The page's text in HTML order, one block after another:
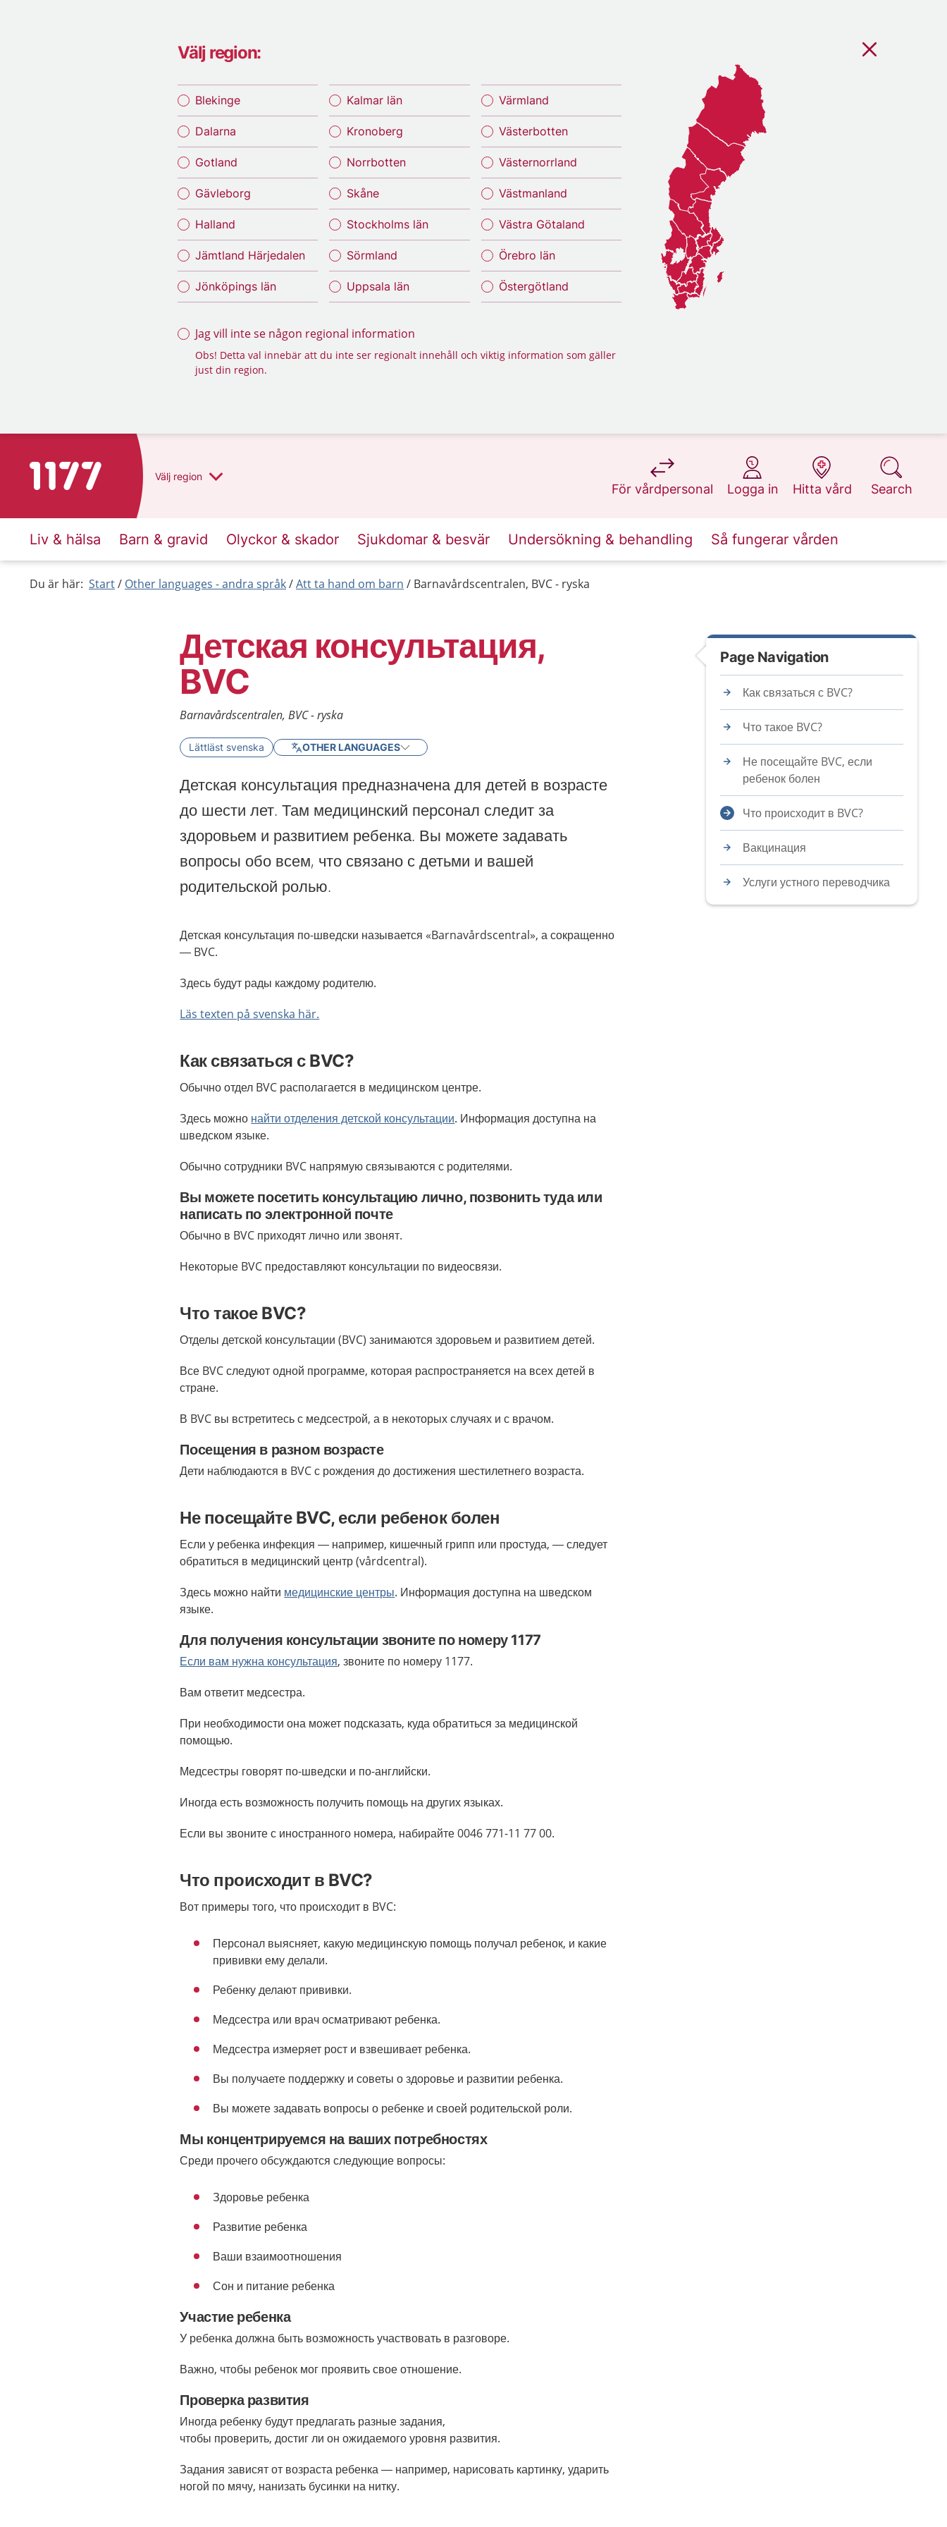
Välj region:
Blekinge
Dalarna
Gotland
Gävleborg
Halland
Jämtland Härjedalen
Jönköpings län
Kalmar län
Kronoberg
Norrbotten
Skåne
Stockholms län
Sörmland
Uppsala län
Värmland
Västerbotten
Västernorrland
Västmanland
Västra Götaland
Örebro län
Östergötland
Jag vill inte se någon regional information
Obs! Detta val innebär att du inte ser regionalt innehåll och viktig information som gäller
just din region.
To start page for 1177 Välj region
För vårdpersonal
at 1177.se
Logga in
at 1177.se
Hitta vård
at 1177.se
Search
at 1177.se
Liv & hälsa Barn & gravid Olyckor & skador Sjukdomar & besvär Undersökning & behandling Så fungerar vården
Du är här: Start Other languages - andra språk Att ta hand om barn Barnavårdscentralen, BVC - ryska
Детская консультация,
BVC
Barnavårdscentralen, BVC - ryska
Lättläst svenska OTHER LANGUAGES
Детская консультация предназначена для детей в возрасте
до шести лет. Там медицинский персонал следит за
здоровьем и развитием ребенка. Вы можете задавать
вопросы обо всем, что связано с детьми и вашей
родительской ролью.
Детская консультация по-шведски называется «Barnavårdscentral», а сокращенно
— BVC.
Здесь будут рады каждому родителю.
Läs texten på svenska här.
Как связаться с BVC?
Обычно отдел BVC располагается в медицинском центре.
Здесь можно найти отделения детской консультации. Информация доступна на
шведском языке.
Обычно сотрудники BVC напрямую связываются с родителями.
Вы можете посетить консультацию лично, позвонить туда или
написать по электронной почте
Обычно в BVC приходят лично или звонят.
Некоторые BVC предоставляют консультации по видеосвязи.
Что такое BVC?
Отделы детской консультации (BVC) занимаются здоровьем и развитием детей.
Все BVC следуют одной программе, которая распространяется на всех детей в
стране.
В BVC вы встретитесь с медсестрой, а в некоторых случаях и с врачом.
Посещения в разном возрасте
Дети наблюдаются в BVC с рождения до достижения шестилетнего возраста.
Не посещайте BVC, если ребенок болен
Если у ребенка инфекция — например, кишечный грипп или простуда, — следует
обратиться в медицинский центр (vårdcentral).
Здесь можно найти медицинские центры. Информация доступна на шведском
языке.
Для получения консультации звоните по номеру 1177
Если вам нужна консультация, звоните по номеру 1177.
Вам ответит медсестра.
При необходимости она может подсказать, куда обратиться за медицинской
помощью.
Медсестры говорят по-шведски и по-английски.
Иногда есть возможность получить помощь на других языках.
Если вы звоните с иностранного номера, набирайте 0046 771-11 77 00.
Что происходит в BVC?
Вот примеры того, что происходит в BVC:
Персонал выясняет, какую медицинскую помощь получал ребенок, и какие
прививки ему делали.
Ребенку делают прививки.
Медсестра или врач осматривают ребенка.
Медсестра измеряет рост и взвешивает ребенка.
Вы получаете поддержку и советы о здоровье и развитии ребенка.
Вы можете задавать вопросы о ребенке и своей родительской роли.
Мы концентрируемся на ваших потребностях
Среди прочего обсуждаются следующие вопросы:
Здоровье ребенка
Развитие ребенка
Ваши взаимоотношения
Сон и питание ребенка
Участие ребенка
У ребенка должна быть возможность участвовать в разговоре.
Важно, чтобы ребенок мог проявить свое отношение.
Проверка развития
Иногда ребенку будут предлагать разные задания,
чтобы проверить, достиг ли он ожидаемого уровня развития.
Задания зависят от возраста ребенка — например, нарисовать картинку, ударить
ногой по мячу, нанизать бусинки на нитку.
Page Navigation
Как связаться с BVC?
Что такое BVC?
Не посещайте BVC, если
ребенок болен
Что происходит в BVC?
Вакцинация
Услуги устного переводчика